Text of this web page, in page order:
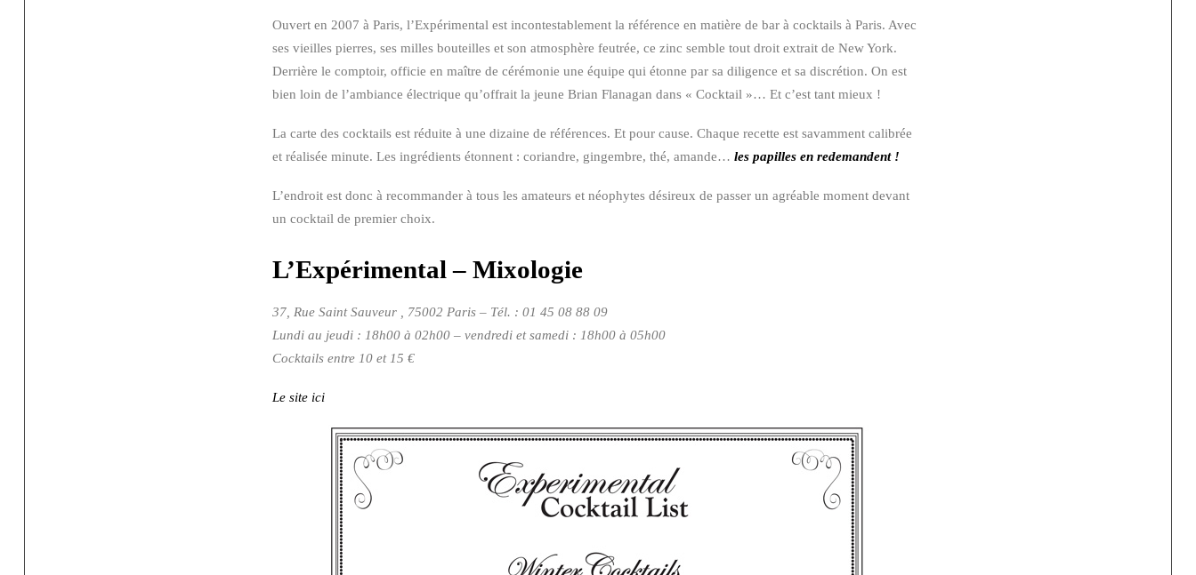
Ouvert en 2007 à Paris, l’Expérimental est incontestablement la référence en matière de bar à cocktails à Paris. Avec
ses vieilles pierres, ses milles bouteilles et son atmosphère feutrée, ce zinc semble tout droit extrait de New York.
Derrière le comptoir, officie en maître de cérémonie une équipe qui étonne par sa diligence et sa discrétion. On est
bien loin de l’ambiance électrique qu’offrait la jeune Brian Flanagan dans « Cocktail »… Et c’est tant mieux !
La carte des cocktails est réduite à une dizaine de références. Et pour cause. Chaque recette est savamment calibrée
et réalisée minute. Les ingrédients étonnent : coriandre, gingembre, thé, amande… les papilles en redemandent !
L’endroit est donc à recommander à tous les amateurs et néophytes désireux de passer un agréable moment devant
un cocktail de premier choix.
L’Expérimental – Mixologie
37, Rue Saint Sauveur , 75002 Paris – Tél. : 01 45 08 88 09
Lundi au jeudi : 18h00 à 02h00 – vendredi et samedi : 18h00 à 05h00
Cocktails entre 10 et 15 €
Le site ici